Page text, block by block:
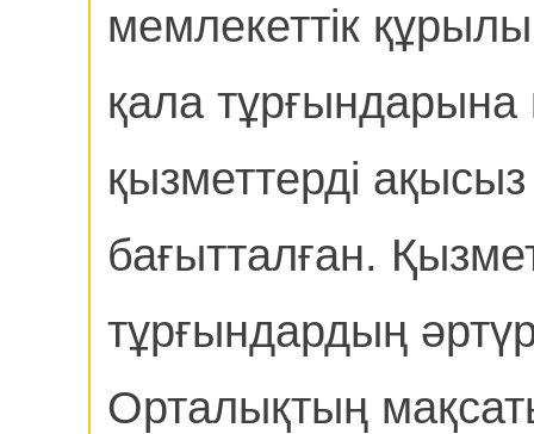
мемлекеттік
қала тұрғындарына
қызметтерді
бағытталған.
тұрғындардың
Орталықтың